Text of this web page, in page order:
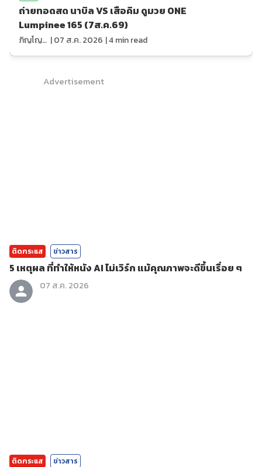
ถ่ายทอดสด นาบิล VS เสือคิม ดูมวย ONE
Lumpinee 165 (7ส.ค.69)
ภิญโญ ส่องแสง |07 ส.ค. 2026 |4min read
Advertisement
ติดกระแส ข่าวสาร
5 เหตุผล ที่ทำให้หนัง AI ไม่เวิร์ก แม้คุณภาพจะดีขึ้นเรื่อย ๆ
07 ส.ค. 2026
ติดกระแส ข่าวสาร